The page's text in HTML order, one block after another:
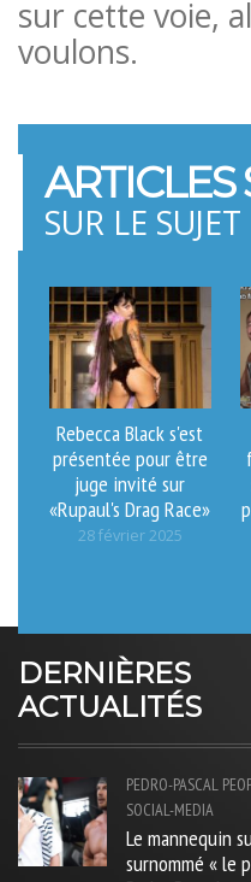
sur cette voie,
voulons.
ARTICLES
SUR LE
Rebecca Black s'est
présentée pour être
juge invité sur
«Rupaul's Drag Race»
28 février 2025
DERNIÈRES
ACTUALITÉS
PEDRO-PASCAL
SOCIAL-MEDIA
Le mannequin
surnommé « le